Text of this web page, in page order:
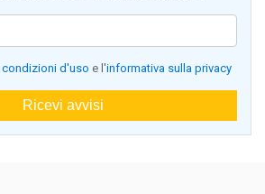
condizioni d'uso e l'informativa sulla privacy
Ricevi avvisi